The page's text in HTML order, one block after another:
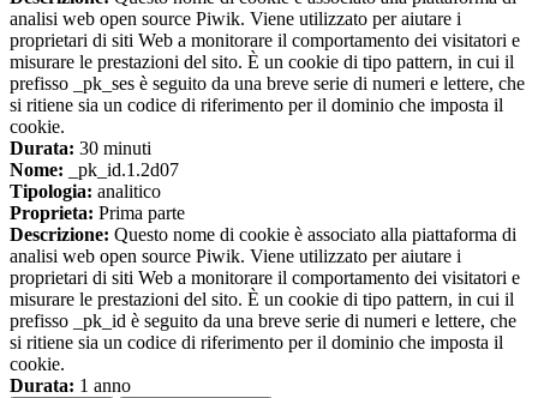
analisi web open source Piwik. Viene utilizzato per aiutare i
proprietari di siti Web a monitorare il comportamento dei visitatori e
misurare le prestazioni del sito. È un cookie di tipo pattern, in cui il
prefisso _pk_ses è seguito da una breve serie di numeri e lettere, che
si ritiene sia un codice di riferimento per il dominio che imposta il
cookie.
Durata: 30 minuti
Nome: _pk_id.1.2d07
Tipologia: analitico
Proprieta: Prima parte
Descrizione: Questo nome di cookie è associato alla piattaforma di
analisi web open source Piwik. Viene utilizzato per aiutare i
proprietari di siti Web a monitorare il comportamento dei visitatori e
misurare le prestazioni del sito. È un cookie di tipo pattern, in cui il
prefisso _pk_id è seguito da una breve serie di numeri e lettere, che
si ritiene sia un codice di riferimento per il dominio che imposta il
cookie.
Durata: 1 anno